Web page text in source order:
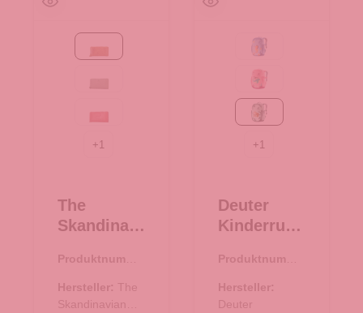
+ 1
The
Skandinavi
Damen
Geldbörse
Leder -
Produktnumme
Hersteller: The
Skandinavian
aqua-wave
blossom-dahlia
spearmint-seagreen
+ 1
Deuter
Kinderruck
spearmint-
seagreen
Produktnumme
Hersteller:
Deuter